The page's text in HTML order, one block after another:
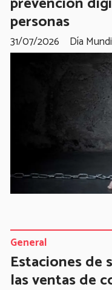
personas
Día
31/07/2026
Estaciones de
las ventas de
General